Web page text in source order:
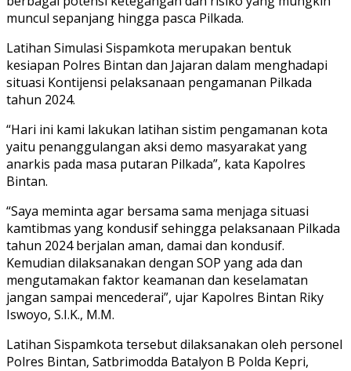
muncul sepanjang hingga pasca Pilkada.
Latihan Simulasi Sispamkota merupakan bentuk
kesiapan Polres Bintan dan Jajaran dalam menghadapi
situasi Kontijensi pelaksanaan pengamanan Pilkada
tahun 2024.
“Hari ini kami lakukan latihan sistim pengamanan kota
yaitu penanggulangan aksi demo masyarakat yang
anarkis pada masa putaran Pilkada”, kata Kapolres
Bintan.
“Saya meminta agar bersama sama menjaga situasi
kamtibmas yang kondusif sehingga pelaksanaan Pilkada
tahun 2024 berjalan aman, damai dan kondusif.
Kemudian dilaksanakan dengan SOP yang ada dan
mengutamakan faktor keamanan dan keselamatan
jangan sampai mencederai”, ujar Kapolres Bintan Riky
Iswoyo, S.I.K., M.M.
Latihan Sispamkota tersebut dilaksanakan oleh personel
Polres Bintan, Satbrimodda Batalyon B Polda Kepri,